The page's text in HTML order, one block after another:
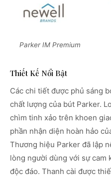
Parker IM Premium
Thiết Kế Nổi Bật
Các chi tiết được phủ sáng
chất lượng của bút Parker.
chìm tinh xảo trên khoen
phần nhận diện hoàn hảo
Thương hiệu Parker đã lập
lòng người dùng với sự cam
độc đáo. Thanh cài được